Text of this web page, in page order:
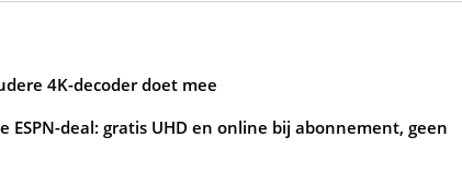
4K-decoder doet mee
ESPN-deal: gratis UHD en online bij abonnement, geen